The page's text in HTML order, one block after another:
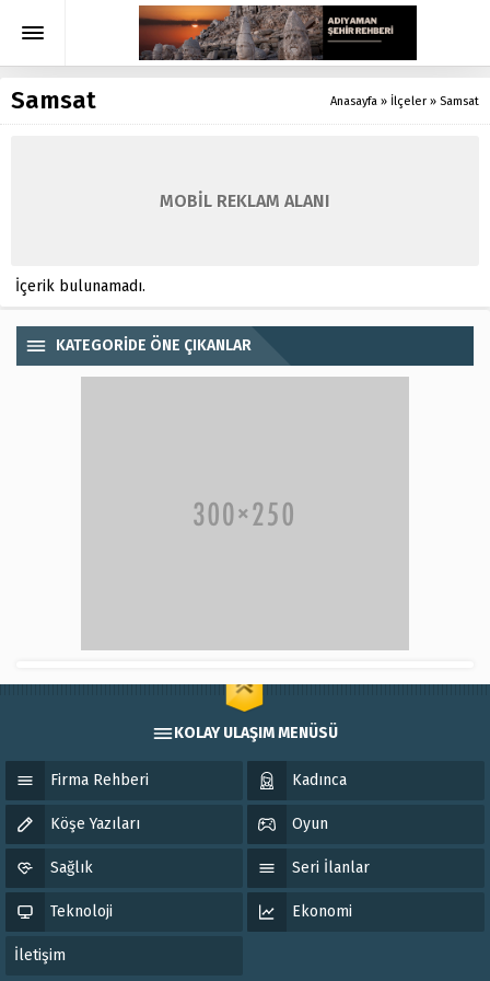
Samsat Anasayfa » İlçeler » Samsat
MOBİL REKLAM ALANI
İçerik bulunamadı.
KATEGORİDE ÖNE ÇIKANLAR
KOLAY ULAŞIM MENÜSÜ
Firma Rehberi Kadınca
Köşe Yazıları Oyun
Sağlık Seri İlanlar
Teknoloji Ekonomi
İletişim